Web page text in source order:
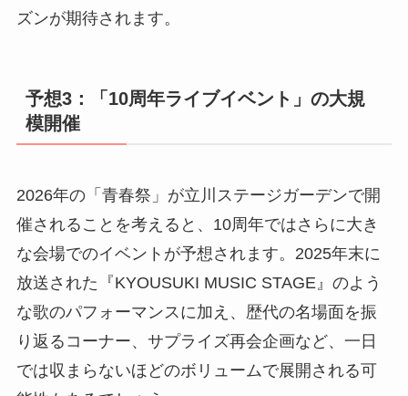
ズンが期待されます。
予想3：「10周年ライブイベント」の大規
模開催
2026年の「青春祭」が立川ステージガーデンで開
催されることを考えると、10周年ではさらに大き
な会場でのイベントが予想されます。2025年末に
放送された『KYOUSUKI MUSIC STAGE』のよう
な歌のパフォーマンスに加え、歴代の名場面を振
り返るコーナー、サプライズ再会企画など、一日
では収まらないほどのボリュームで展開される可